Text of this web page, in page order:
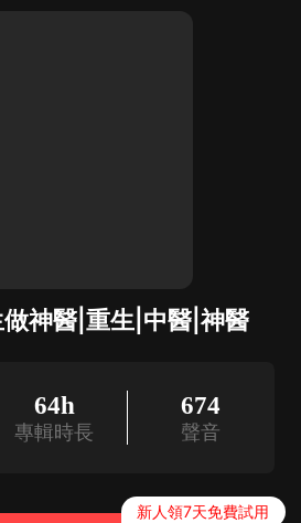
做神醫|重生|中醫|神醫
64h
專輯時長
674
聲音
新人領7天免費試用